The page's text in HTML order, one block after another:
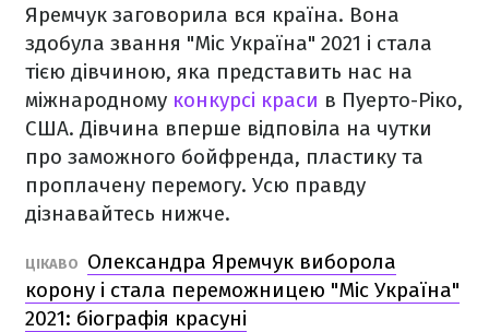
Яремчук заговорила вся країна. Вона
здобула звання "Міс Україна" 2021 і стала
тією дівчиною, яка представить нас на
міжнародному конкурсі краси в Пуерто-Ріко,
США. Дівчина вперше відповіла на чутки
про заможного бойфренда, пластику та
проплачену перемогу. Усю правду
дізнавайтесь нижче.
ЦІКАВО
Олександра Яремчук виборола
корону і стала переможницею "Міс Україна"
2021: біографія красуні